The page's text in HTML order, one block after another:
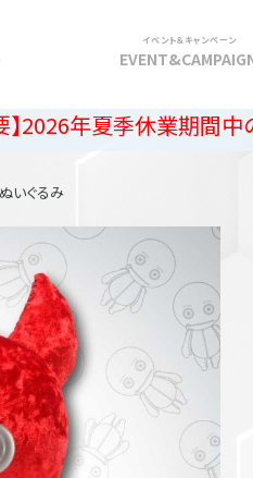
イベント＆キャンペーン
休業期間中の出荷・サポ
ぬいぐるみ